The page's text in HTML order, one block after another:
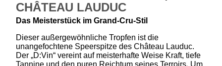
CHÂTEAU LAUDUC
Das Meisterstück im Grand-Cru-Stil
Dieser außergewöhnliche Tropfen ist die
unangefochtene Speerspitze des Château Lauduc.
Der „D:Vin“ vereint auf meisterhafte Weise Kraft, tiefe
Tannine und den puren Reichtum seines Terroirs. Um